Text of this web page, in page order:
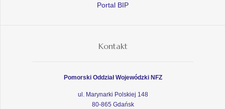
Portal BIP
Kontakt
Pomorski Oddział Wojewódzki NFZ
ul. Marynarki Polskiej 148
80-865 Gdańsk